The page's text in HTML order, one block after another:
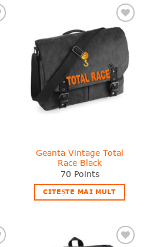
❤
Adauga
wishlist!
Geanta Vintage Total
Race Black
70 Points
CITEȘTE MAI MULT